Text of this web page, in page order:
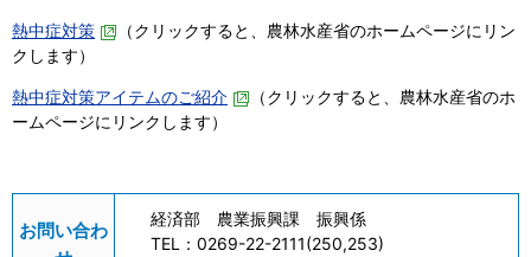
熱中症対策
（クリックすると、農林水産省のホームページにリン
クします）
熱中症対策アイテムのご紹介
（クリックすると、農林水産省のホ
ームページにリンクします）
お問い合わ
経済部 農業振興課 振興係
TEL： 0269-22-2111(250,253)